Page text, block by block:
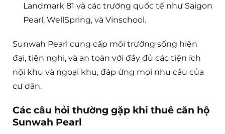
Landmark 81 và các trường quốc tế như Saigon
Pearl, WellSpring, và Vinschool.
Sunwah Pearl cung cấp môi trường sống hiện
đại, tiện nghi, và an toàn với đầy đủ các tiện ích
nội khu và ngoại khu, đáp ứng mọi nhu cầu của
cư dân.
Các câu hỏi thường gặp khi thuê căn hộ
Sunwah Pearl